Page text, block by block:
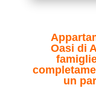
Oasi di
un